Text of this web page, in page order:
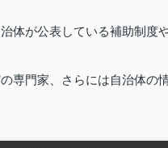
体が公表している補助制
専門家、さらには自治体